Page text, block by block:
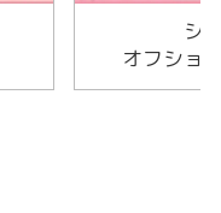
シ
オフショ